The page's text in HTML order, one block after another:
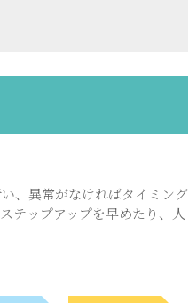
、異常がなければタイミング
テップアップを早めたり、人